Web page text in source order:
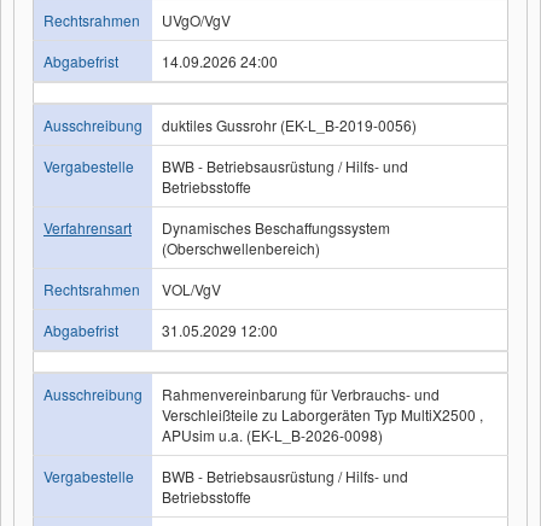
Rechtsrahmen
UVgO/VgV
Abgabefrist
14.09.2026 24:00
Ausschreibung
duktiles Gussrohr (EK-L_B-2019-0056)
Vergabestelle
BWB - Betriebsausrüstung / Hilfs- und
Betriebsstoffe
Verfahrensart
Dynamisches Beschaffungssystem
(Oberschwellenbereich)
Rechtsrahmen
VOL/VgV
Abgabefrist
31.05.2029 12:00
Ausschreibung
Rahmenvereinbarung für Verbrauchs- und
Verschleißteile zu Laborgeräten Typ MultiX2500 ,
APUsim u.a. (EK-L_B-2026-0098)
Vergabestelle
BWB - Betriebsausrüstung / Hilfs- und
Betriebsstoffe